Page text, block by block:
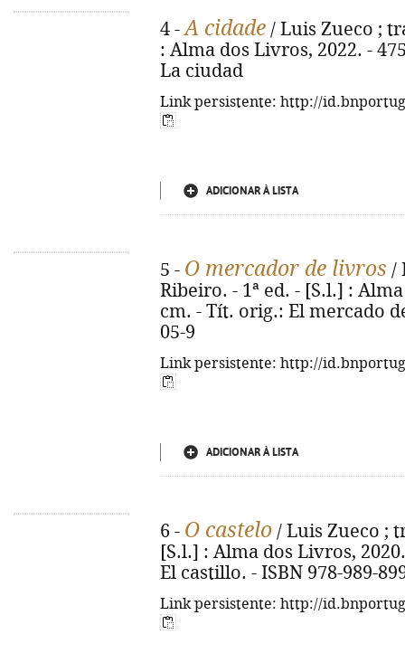
4 -A cidade / Luis Zueco ;
: Alma dos Livros, 2022. -
La ciudad
Link persistente: http://
ADICIONAR À LISTA
5 - O mercador de livros /
Ribeiro. - 1ª ed. - [S.l.] :
cm. - Tít. orig.: El mercado
05-9
Link persistente: http://
ADICIONAR À LISTA
6 - O castelo / Luis Zueco ;
[S.l.] : Alma dos Livros,
El castillo. - ISBN 978-989-
Link persistente: http://